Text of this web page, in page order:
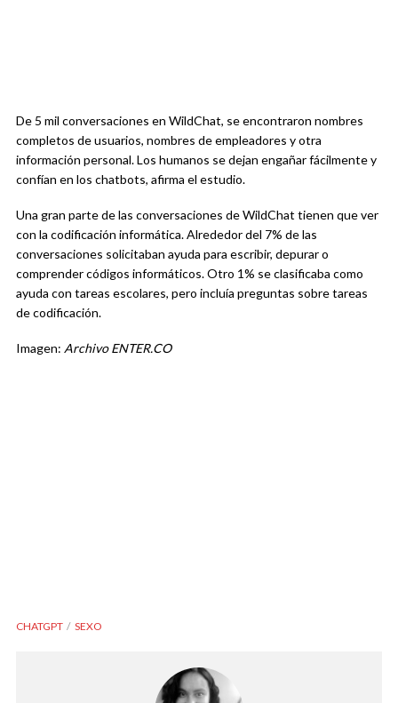
De 5 mil conversaciones en WildChat, se encontraron nombres
completos de usuarios, nombres de empleadores y otra
información personal. Los humanos se dejan engañar fácilmente y
confían en los chatbots, afirma el estudio.
Una gran parte de las conversaciones de WildChat tienen que ver
con la codificación informática. Alrededor del 7% de las
conversaciones solicitaban ayuda para escribir, depurar o
comprender códigos informáticos. Otro 1% se clasificaba como
ayuda con tareas escolares, pero incluía preguntas sobre tareas
de codificación.
Imagen: Archivo ENTER.CO
CHATGPT SEXO